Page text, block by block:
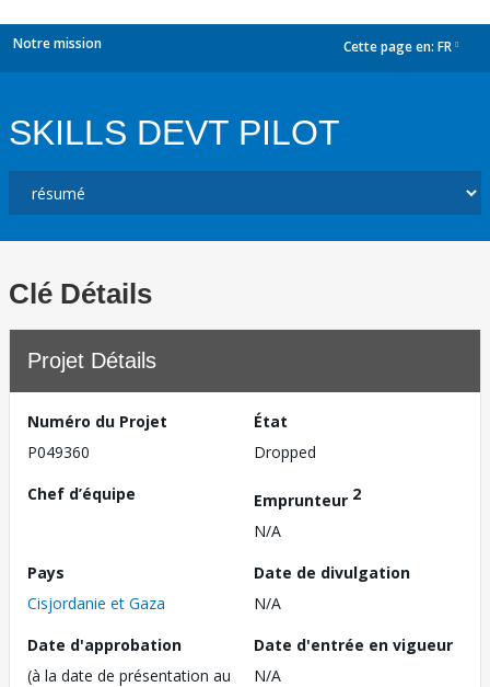
Notre mission Cette page en: FR
SKILLS DEVT PILOT
Clé Détails
Projet Détails
Numéro du Projet
P049360
État
Dropped
Chef d’équipe
Emprunteur 2
N/A
Pays
Cisjordanie et Gaza
Date de divulgation
N/A
Date d'approbation
(à la date de présentation au
Date d'entrée en vigueur
N/A